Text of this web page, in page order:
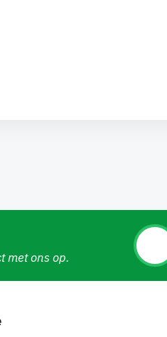
met ons op.